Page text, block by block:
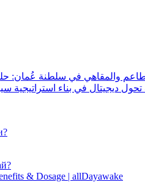
والمقاهي في سلطنة عُمان:
ديجيتال في بناء استراتيجية
& Dosage | allDayawake